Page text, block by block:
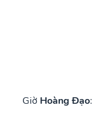
Giờ Hoàng Đạo: